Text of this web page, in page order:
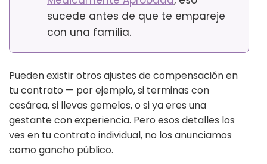
sucede antes de que te empareje
con una familia.
Pueden existir otros ajustes de compensación en
tu contrato — por ejemplo, si terminas con
cesárea, si llevas gemelos, o si ya eres una
gestante con experiencia. Pero esos detalles los
ves en tu contrato individual, no los anunciamos
como gancho público.